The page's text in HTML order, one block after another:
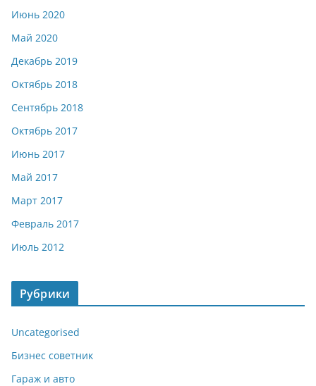
Июнь 2020
Май 2020
Декабрь 2019
Октябрь 2018
Сентябрь 2018
Октябрь 2017
Июнь 2017
Май 2017
Март 2017
Февраль 2017
Июль 2012
Рубрики
Uncategorised
Бизнес советник
Гараж и авто